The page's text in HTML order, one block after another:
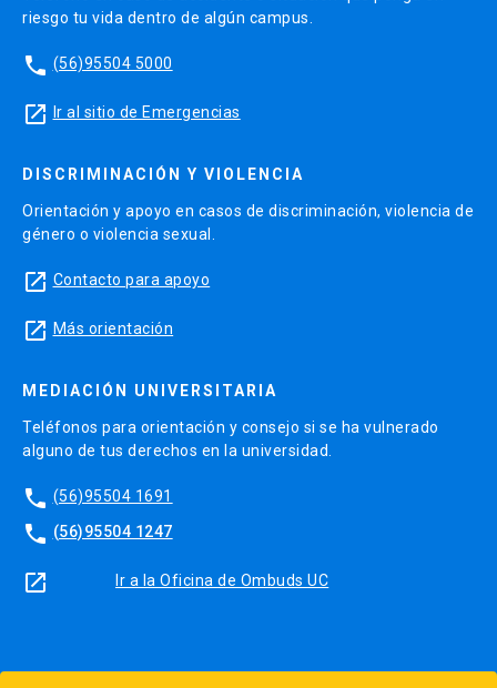
riesgo tu vida dentro de algún campus.
phone (56)95504 5000
launch Ir al sitio de Emergencias
DISCRIMINACIÓN Y VIOLENCIA
Orientación y apoyo en casos de discriminación, violencia de
género o violencia sexual.
launch Contacto para apoyo
launch Más orientación
MEDIACIÓN UNIVERSITARIA
Teléfonos para orientación y consejo si se ha vulnerado
alguno de tus derechos en la universidad.
phone (56)95504 1691
phone (56)95504 1247
launch Ir a la Oficina de Ombuds UC